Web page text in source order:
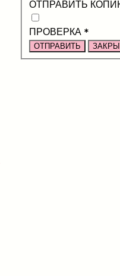
ОТПРАВИТЬ
ПРОВЕРКА *
ОТПРАВИТЬ